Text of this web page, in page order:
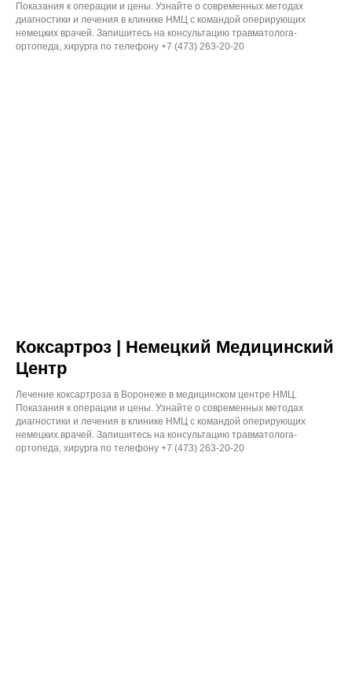
Показания к операции и цены. Узнайте о современных методах
диагностики и лечения в клинике НМЦ с командой оперирующих
немецких врачей. Запишитесь на консультацию травматолога-
ортопеда, хирурга по телефону +7 (473) 263-20-20
Коксартроз | Немецкий Медицинский
Центр
Лечение коксартроза в Воронеже в медицинском центре НМЦ.
Показания к операции и цены. Узнайте о современных методах
диагностики и лечения в клинике НМЦ с командой оперирующих
немецких врачей. Запишитесь на консультацию травматолога-
ортопеда, хирурга по телефону +7 (473) 263-20-20